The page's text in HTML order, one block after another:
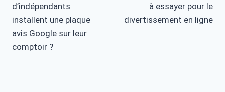
d’indépendants
installent une plaque
avis Google sur leur
comptoir ?
à essayer pour le
divertissement en ligne